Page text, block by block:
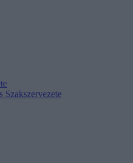
Szakszervezete